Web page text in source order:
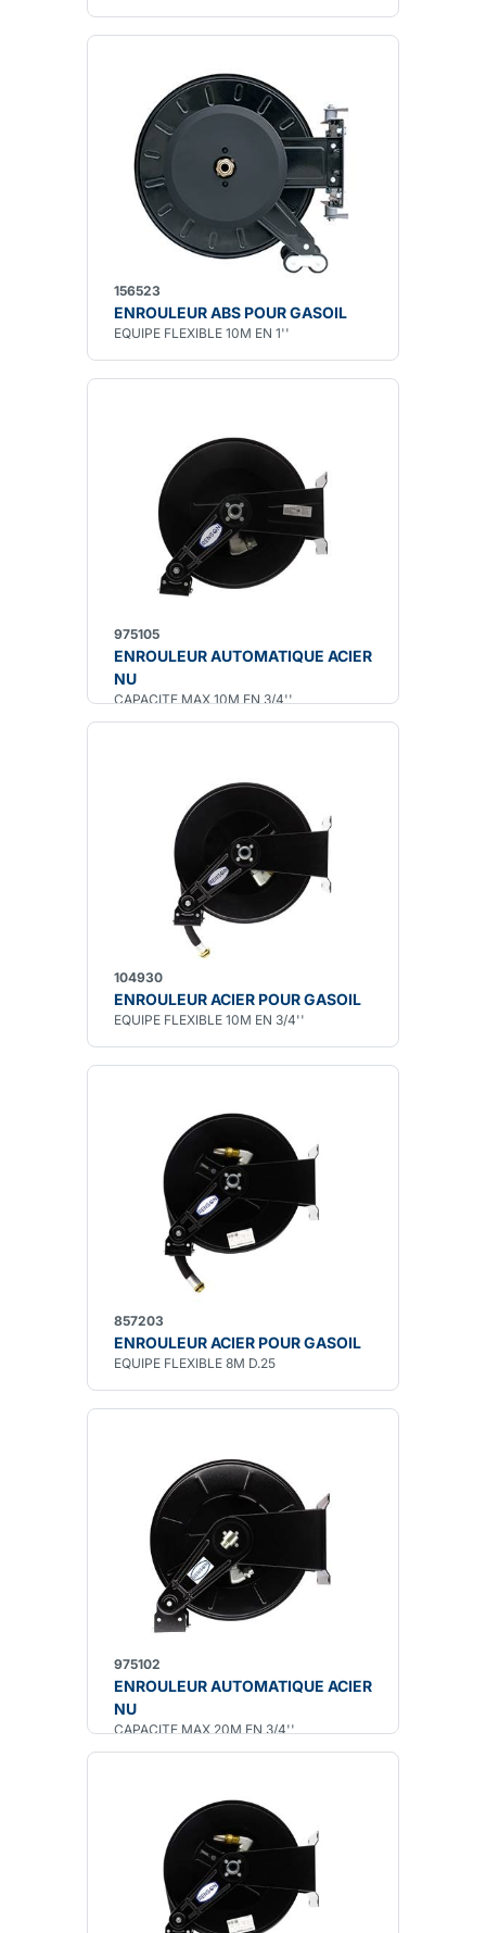
156523
ENROULEUR ABS POUR GASOIL
EQUIPE FLEXIBLE 10M EN 1''
975105
ENROULEUR AUTOMATIQUE ACIER
NU
CAPACITE MAX 10M EN 3/4''
104930
ENROULEUR ACIER POUR GASOIL
EQUIPE FLEXIBLE 10M EN 3/4''
857203
ENROULEUR ACIER POUR GASOIL
EQUIPE FLEXIBLE 8M D.25
975102
ENROULEUR AUTOMATIQUE ACIER
NU
CAPACITE MAX 20M EN 3/4''